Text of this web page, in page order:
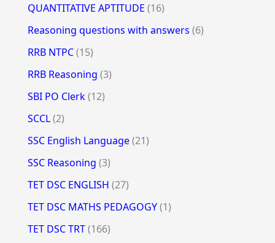
QUANTITATIVE APTITUDE (16)
Reasoning questions with answers (6)
RRB NTPC(15)
RRB Reasoning (3)
SBI PO Clerk(12)
SCCL(2)
SSC English Language(21)
SSC Reasoning (3)
TET DSC ENGLISH (27)
TET DSC MATHS PEDAGOGY(1)
TET DSC TRT(166)